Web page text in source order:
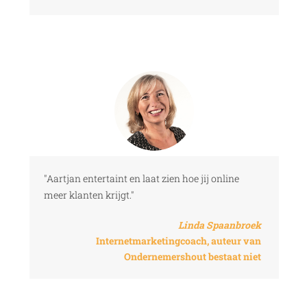
"Aartjan entertaint en laat zien hoe jij online
meer klanten krijgt."
Linda Spaanbroek
Internetmarketingcoach, auteur van
Ondernemershout bestaat niet